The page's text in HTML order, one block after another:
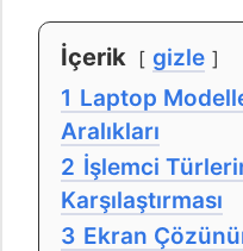
İçerik
gizle
1 Laptop
Aralıkları
2 İşlemci
Karşılaştırması
3 Ekran